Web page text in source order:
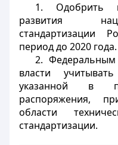
1. Одобрить
развития
стандартизации
период до 2020 года.
2. Федеральным
власти
указанной в
распоряжения,
области
стандартизации.